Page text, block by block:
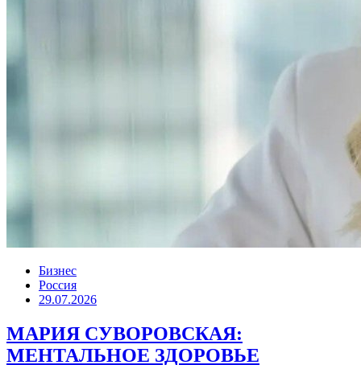
Бизнес
Россия
29.07.2026
МАРИЯ СУВОРОВСКАЯ:
МЕНТАЛЬНОЕ ЗДОРОВЬЕ